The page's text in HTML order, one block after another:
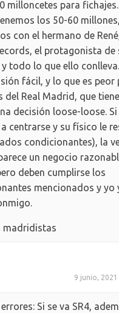
milloncetes para fichajes.
los 50-60
con el hermano de
el protagonista de
todo lo que ello
fácil, y lo que es peor
del Real Madrid, que
decisión loose-loose. Si
centrarse y su físico le
condicionantes), la
un negocio
deben cumplirse los
mencionados y yo
madridistas
9 junio,
errores: Si se va SR4,